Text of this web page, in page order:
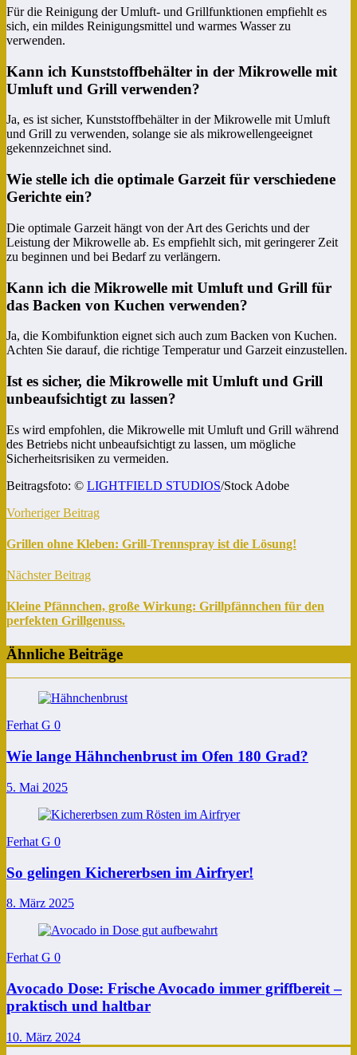
Für die Reinigung der Umluft- und Grillfunktionen empfiehlt es
sich, ein mildes Reinigungsmittel und warmes Wasser zu
verwenden.
Kann ich Kunststoffbehälter in der Mikrowelle mit
Umluft und Grill verwenden?
Ja, es ist sicher, Kunststoffbehälter in der Mikrowelle mit Umluft
und Grill zu verwenden, solange sie als mikrowellengeeignet
gekennzeichnet sind.
Wie stelle ich die optimale Garzeit für verschiedene
Gerichte ein?
Die optimale Garzeit hängt von der Art des Gerichts und der
Leistung der Mikrowelle ab. Es empfiehlt sich, mit geringerer Zeit
zu beginnen und bei Bedarf zu verlängern.
Kann ich die Mikrowelle mit Umluft und Grill für
das Backen von Kuchen verwenden?
Ja, die Kombifunktion eignet sich auch zum Backen von Kuchen.
Achten Sie darauf, die richtige Temperatur und Garzeit einzustellen.
Ist es sicher, die Mikrowelle mit Umluft und Grill
unbeaufsichtigt zu lassen?
Es wird empfohlen, die Mikrowelle mit Umluft und Grill während
des Betriebs nicht unbeaufsichtigt zu lassen, um mögliche
Sicherheitsrisiken zu vermeiden.
Beitragsfoto: © LIGHTFIELD STUDIOS/Stock Adobe
Vorheriger Beitrag
Grillen ohne Kleben: Grill-Trennspray ist die Lösung!
Nächster Beitrag
Kleine Pfännchen, große Wirkung: Grillpfännchen für den
perfekten Grillgenuss.
Ähnliche Beiträge
Ferhat G 0
Wie lange Hähnchenbrust im Ofen 180 Grad?
5. Mai 2025
Ferhat G 0
So gelingen Kichererbsen im Airfryer!
8. März 2025
Ferhat G 0
Avocado Dose: Frische Avocado immer griffbereit –
praktisch und haltbar
10. März 2024